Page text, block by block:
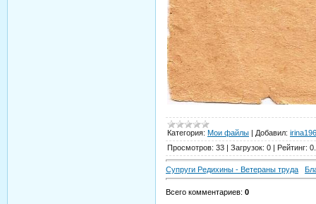
Категория: Мои файлы | Добавил:
Просмотров: 33 | Загрузок: 0 | Рейтинг:
Супруги Редихины - Ветераны труда
Всего комментариев: 0